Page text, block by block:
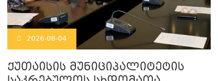
2026-08-04
ქუთაისის მუნიციპალიტეტის